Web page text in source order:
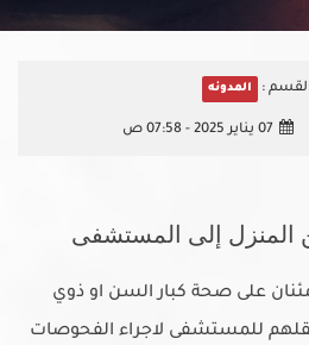
: المدونه
07 يناير 2025 - 07:58 ص
إلى المستشفى
على صحة كبار السن او ذوي
نقلهم للمستشفى لاجراء الفحوصات